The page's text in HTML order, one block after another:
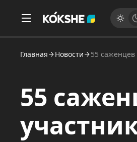
Главная Новости 55
55